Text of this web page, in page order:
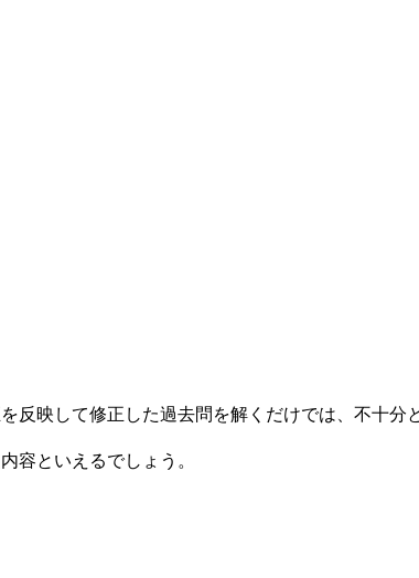
映して修正した過去問を解くだけでは、不十分
容といえるでしょう。